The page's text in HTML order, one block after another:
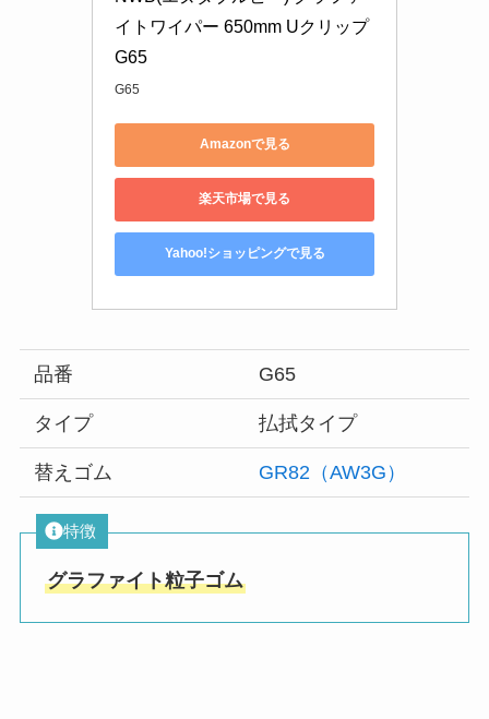
イトワイパー 650mm Uクリップ
G65
G65
Amazonで見る
楽天市場で見る
Yahoo!ショッピングで見る
品番 G65
タイプ 払拭タイプ
替えゴム GR82（AW3G）
特徴
グラファイト粒子ゴム